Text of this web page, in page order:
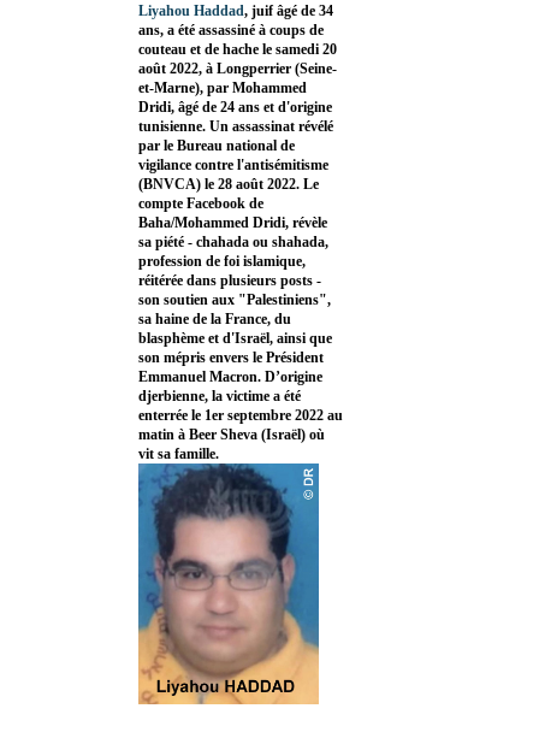
Liyahou Haddad, juif âgé de 34
ans, a été assassiné à coups de
couteau et de hache le samedi 20
août 2022, à Longperrier (Seine-
et-Marne), par Mohammed
Dridi, âgé de 24 ans et d'origine
tunisienne. Un assassinat révélé
par le Bureau national de
vigilance contre l'antisémitisme
(BNVCA) le 28 août 2022. Le
compte Facebook de
Baha/Mohammed Dridi, révèle
sa piété - chahada ou shahada,
profession de foi islamique,
réitérée dans plusieurs posts -
son soutien aux "Palestiniens",
sa haine de la France, du
blasphème et d'Israël, ainsi que
son mépris envers le Président
Emmanuel Macron. D’origine
djerbienne, la victime a été
enterrée le 1er septembre 2022 au
matin à Beer Sheva (Israël) où
vit sa famille.